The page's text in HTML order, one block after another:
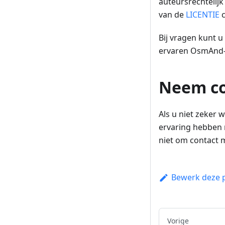
van de LICENTIE
Bij vragen kunt
ervaren
Neem
Als u niet zeker
ervaring hebben
niet om contact
Bewerk deze
Vorige